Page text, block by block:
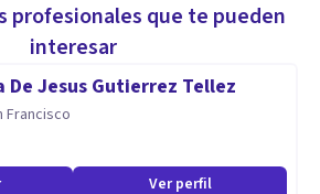
profesionales que te pueden
interesar
De Jesus Gutierrez Tellez
Francisco
Ver perfil